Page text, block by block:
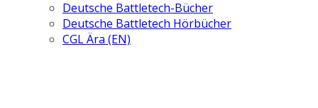
Deutsche Battletech-Bücher
Deutsche Battletech Hörbücher
CGL Ära (EN)